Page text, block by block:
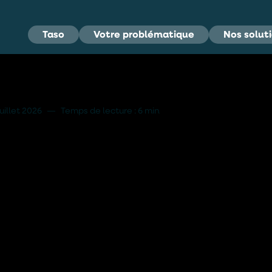
Taso Votre problématique Nos
Votre Étang pour une Meilleure Oxygénation
2026 — Temps de lecture : 6 min